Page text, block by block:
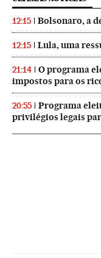
12:15 Bolsonaro, a
12:15 Lula, uma
21:14
O programa
impostos para os
20:55
Programa
privilégios legais